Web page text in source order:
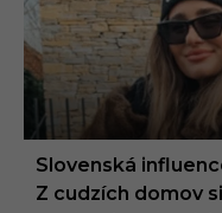
Slovenská
Z cudzích domov